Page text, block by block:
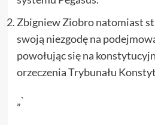
Zbigniew Ziobro natomiast
swoją niezgodę na
powołując się na
orzeczenia Trybunału
„`